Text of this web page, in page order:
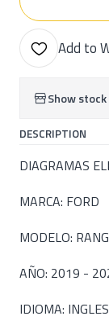
Add to
Show
DESCRIPTION
DIAGRAMAS
MARCA: FORD
MODELO:
AÑO: 2019 -
IDIOMA: INGLES